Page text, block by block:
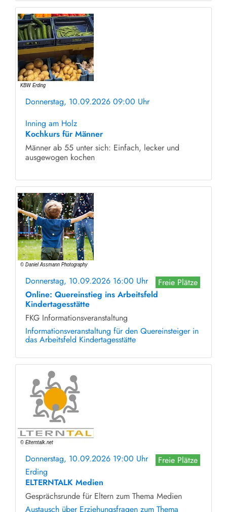
Donnerstag, 10.09.2026 09:00 Uhr
Inning am Holz
Kochkurs für Männer
Männer ab 55 unter sich: Einfach, lecker und
ausgewogen kochen
Donnerstag, 10.09.2026 16:00 Uhr
Freie Plätze
Online: Quereinstieg ins Arbeitsfeld
Kindertagesstätte
FKG Informationsveranstaltung
Informationsveranstaltung für den Quereinsteiger in
das Arbeitsfeld Kindertagesstätte
Donnerstag, 10.09.2026 19:00 Uhr
Freie Plätze
Erding
ELTERNTALK Medien
Gesprächsrunde für Eltern zum Thema Medien
Austausch über Erziehungsfragen zum Thema